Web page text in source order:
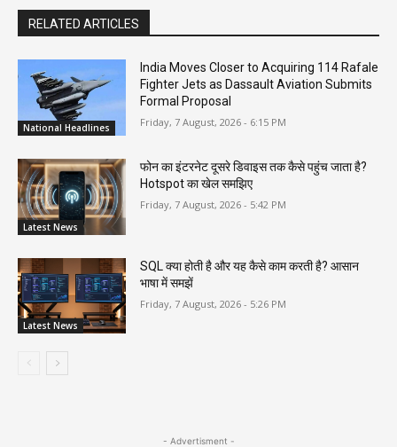
RELATED ARTICLES
National Headlines
India Moves Closer to Acquiring 114 Rafale
Fighter Jets as Dassault Aviation Submits
Formal Proposal
Friday, 7 August, 2026 - 6:15 PM
Latest News
फोन का इंटरनेट दूसरे डिवाइस तक कैसे पहुंच जाता है?
Hotspot का खेल समझिए
Friday, 7 August, 2026 - 5:42 PM
Latest News
SQL क्या होती है और यह कैसे काम करती है? आसान
भाषा में समझें
Friday, 7 August, 2026 - 5:26 PM
- Advertisment -